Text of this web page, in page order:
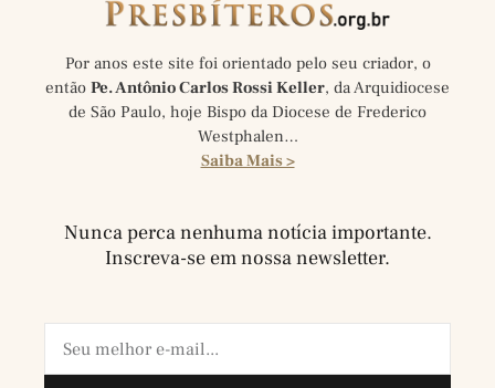
Por anos este site foi orientado pelo seu criador, o
então Pe. Antônio Carlos Rossi Keller, da Arquidiocese
de São Paulo, hoje Bispo da Diocese de Frederico
Westphalen…
Saiba Mais >
Nunca perca nenhuma notícia importante.
Inscreva-se em nossa newsletter.